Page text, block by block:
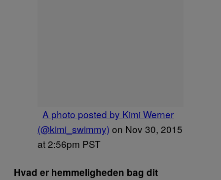
A photo posted by Kimi Werner
(@kimi_swimmy) on Nov 30, 2015
at 2:56pm PST
Hvad er hemmeligheden bag dit